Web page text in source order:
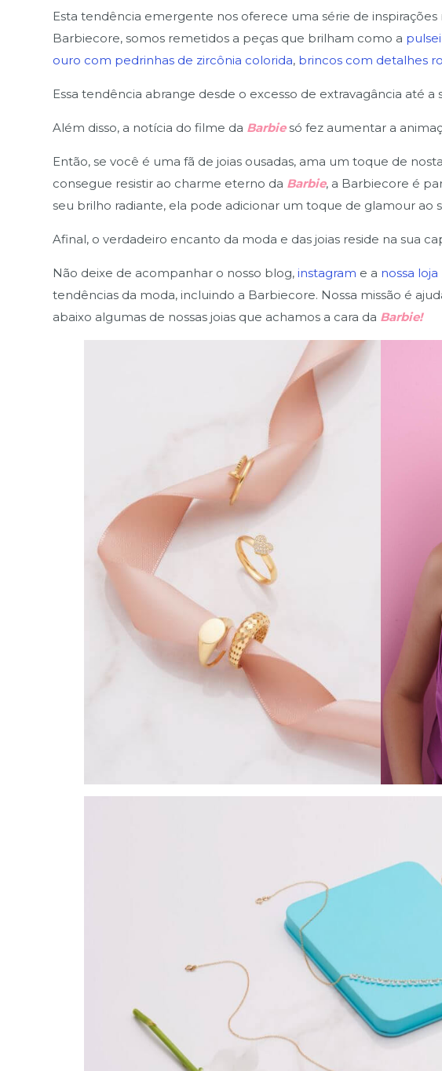
Esta tendência emergente nos oferece uma série de
Barbiecore, somos remetidos a peças que brilham como a
ouro com pedrinhas de zircônia colorida, brincos com detalhes
Essa tendência abrange desde o excesso de extravagância até a
Além disso, a notícia do filme da Barbiesó fez aumentar a
Então, se você é uma fã de joias ousadas, ama um toque de
consegue resistir ao charme eterno da Barbie, a Barbiecore é
seu brilho radiante, ela pode adicionar um toque de glamour ao
Afinal, o verdadeiro encanto da moda e das joias reside na sua
Não deixe de acompanhar o nosso blog,instagram e a nossa loja
tendências da moda, incluindo a Barbiecore. Nossa missão é
abaixo algumas de nossas joias que achamos a cara da Barbie!